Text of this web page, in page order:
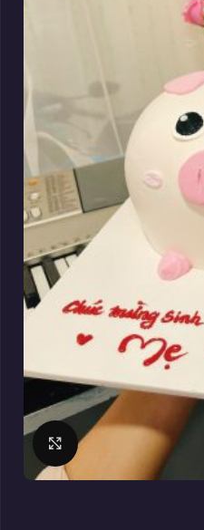
Click to enlarge